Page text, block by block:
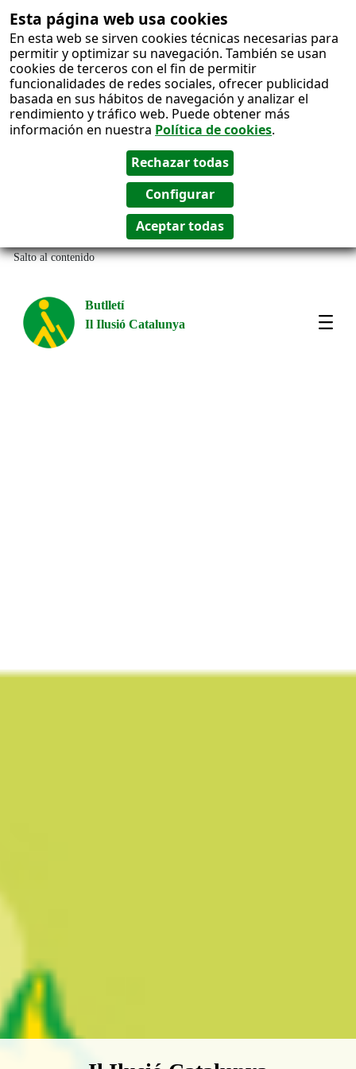
Esta página web usa cookies
En esta web se sirven cookies técnicas necesarias para
permitir y optimizar su navegación. También se usan
cookies de terceros con el fin de permitir
funcionalidades de redes sociales, ofrecer publicidad
basada en sus hábitos de navegación y analizar el
rendimiento y tráfico web. Puede obtener más
información en nuestra Política de cookies.
Salto al contenido
Butlletí
Il Ilusió Catalunya